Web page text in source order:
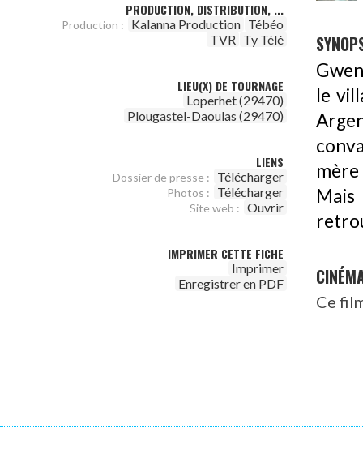
PRODUCTION, DISTRIBUTION, ...
Production : Kalanna Production Tébéo
TVR Ty Télé
LIEU(X) DE TOURNAGE
Loperhet (29470)
Plougastel-Daoulas (29470)
LIENS
Dossier de presse : Télécharger
Photos : Télécharger
Site web : Ouvrir
IMPRIMER CETTE FICHE
Imprimer
Enregistrer en PDF
le
Mais
Ce